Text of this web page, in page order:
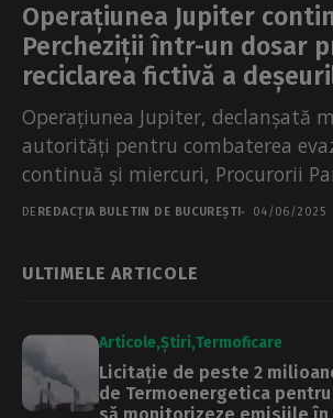
Operațiunea Jupiter
Percheziții într-un dosar
reciclarea fictivă a
Operațiunea Jupiter, declanșată
autorități pentru combaterea
continuă și miercuri, Procurorii
General efectuează mai multe
DE REDACȚIA BULETIN DE BUCUREȘTI 04/06/2025
ULTIMELE ARTICOLE
Articole Știri Termoficare
Licitație de peste 2
de Termoenergetica